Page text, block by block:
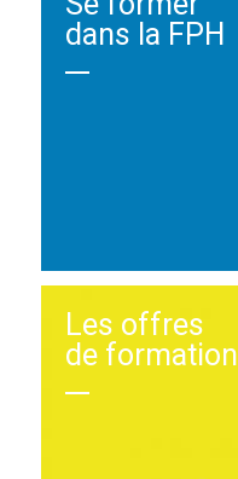
dans la FPH
Les offres
de formation